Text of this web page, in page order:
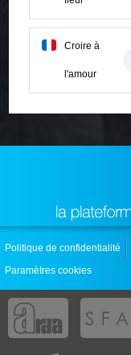
Croire à
l'amour
Politique de confidentialité
Paramètres cookies